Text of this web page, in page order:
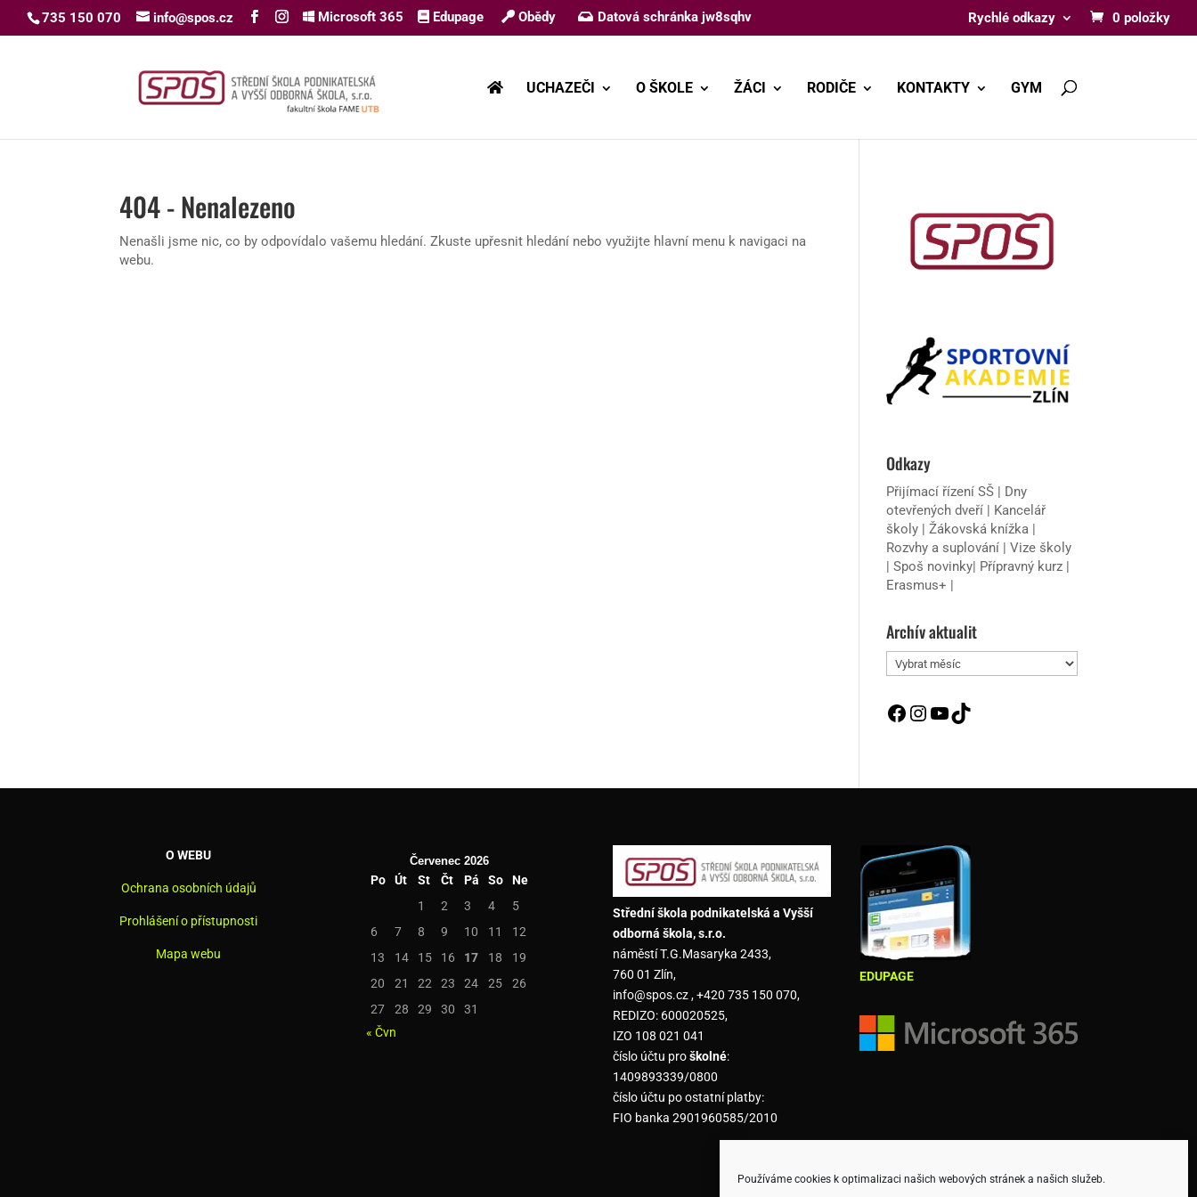
Používáme cookies k optimalizaci našich webových stránek a našich služeb.
735 150 070 info@spos.cz Microsoft 365 Edupage Obědy Datová schránka jw8sqhv Rychlé odkazy 0 položky
UCHAZEČI O ŠKOLE ŽÁCI RODIČE KONTAKTY GYM
404 - Nenalezeno
Nenašli jsme nic, co by odpovídalo vašemu hledání. Zkuste upřesnit hledání nebo využijte hlavní menu k navigaci na
webu.
Odkazy
Přijímací řízení SŠ| Dny
otevřených dveří| Kancelář
školy| Žákovská knížka|
Rozvhy a suplování | Vize školy
| Spoš novinky| Přípravný kurz|
Erasmus+ |
Archív aktualit
Archív
aktualit
Facebook
Instagram
YouTube
TikTok
O WEBU
Ochrana osobních údajů
Prohlášení o přístupnosti
Mapa webu
Červenec 2026
Po Út St Čt Pá So
Ne
1
2 3 4
5
6
7 8 9 10 11
12
13
14 15 16 17 18
19
20
21 22 23 24 25
26
27
28 29 30
31
« Čvn
Střední škola podnikatelská a Vyšší
odborná škola, s.r.o.
náměstí T.G.Masaryka 2433,
760 01 Zlín,
info@spos.cz , +420 735 150 070,
REDIZO: 600020525,
IZO 108 021 041
číslo účtu proškolné:
1409893339/0800
číslo účtu po ostatní platby:
FIO banka 2901960585/2010
EDUPAGE